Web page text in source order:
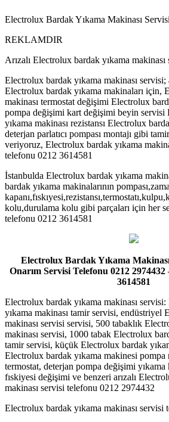
Electrolux Bardak Yıkama Makinası Servisi
REKLAMDIR
Arızalı Electrolux bardak yıkama makinası
Electrolux bardak yıkama makinası servisi;
Electrolux bardak yıkama makinaları için,
makinası termostat değişimi Electrolux
pompa değişimi kart değişimi beyin servisi
yıkama makinası rezistansı Electrolux
deterjan parlatıcı pompası montajı gibi
veriyoruz, Electrolux bardak yıkama
telefonu 0212 3614581
İstanbulda Electrolux bardak yıkama
bardak yıkama makinalarının
kolu,durulama kolu gibi parçaları için her
telefonu 0212 3614581
Electrolux Bardak Yıkama
Onarım Servisi Telefonu 0212 2974432
3614581
Electrolux bardak yıkama makinası
yıkama makinası tamir servisi, endüstriyel
makinası servisi servisi, 500 tabaklık
makinası servisi, 1000 tabak Electrolux
tamir servisi, küçük Electrolux bardak
Electrolux bardak yıkama makinesi
termostat, deterjan pompa değişimi
fıskiyesi değişimi ve benzeri arızalı
makinası servisi telefonu 0212 2974432
Electrolux bardak yıkama makinası servisi